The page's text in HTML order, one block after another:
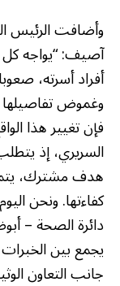
وأضافت الرئيس
آصيف: “يواجه
أفراد أسرته،
وغموض
فإن تغيير هذا
السريري، إذ
هدف مشترك،
كفاءتها. ونحن
دائرة الصحة –
يجمع بين الخبرات
جانب التعاون